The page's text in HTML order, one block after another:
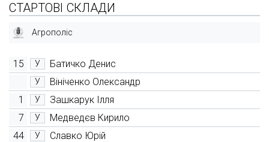
СТАРТОВІ СКЛАДИ
Агрополіс
15 У Батичко Денис
У
Вініченко Олександр
1
У
Зашкарук Ілля
7
У
Медведєв Кирило
44
У Славко Юрій